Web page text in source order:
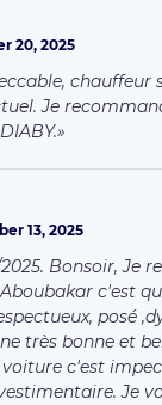
20, 2025
chauffeur
Je
13, 2025
2025. Bonsoir, Je
c'est
posé
très bonne et
c'est
Je